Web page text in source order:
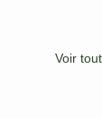
Voir tout